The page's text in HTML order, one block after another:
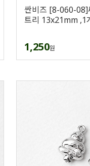
싼비즈 [8-060-08]
트리 13x21mm ,1
1,250원